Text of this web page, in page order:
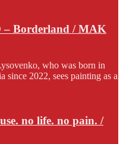
Borderland / MAK
who was born in
since 2022, sees painting as a
no life. no pain. /